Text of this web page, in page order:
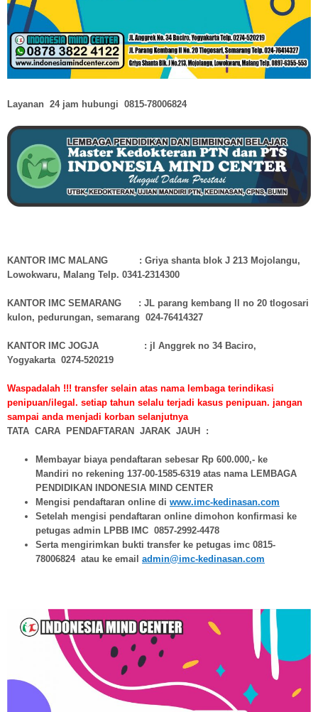
Layanan 24 jam hubungi 0815-78006824
KANTOR IMC MALANG : Griya shanta blok J 213 Mojolangu,
Lowokwaru, Malang Telp. 0341-2314300
KANTOR IMC SEMARANG : JL parang kembang ll no 20 tlogosari
kulon, pedurungan, semarang 024-76414327
KANTOR IMC JOGJA : jl Anggrek no 34 Baciro,
Yogyakarta 0274-520219
Waspadalah !!! transfer selain atas nama lembaga terindikasi
penipuan/ilegal. setiap tahun selalu terjadi kasus penipuan. jangan
sampai anda menjadi korban selanjutnya
TATA CARA PENDAFTARAN JARAK JAUH :
Membayar biaya pendaftaran sebesar Rp 600.000,- ke
Mandiri no rekening 137-00-1585-6319 atas nama LEMBAGA
PENDIDIKAN INDONESIA MIND CENTER
Mengisi pendaftaran online di www.imc-kedinasan.com
Setelah mengisi pendaftaran online dimohon konfirmasi ke
petugas admin LPBB IMC 0857-2992-4478
Serta mengirimkan bukti transfer ke petugas imc 0815-
78006824 atau ke email admin@imc-kedinasan.com